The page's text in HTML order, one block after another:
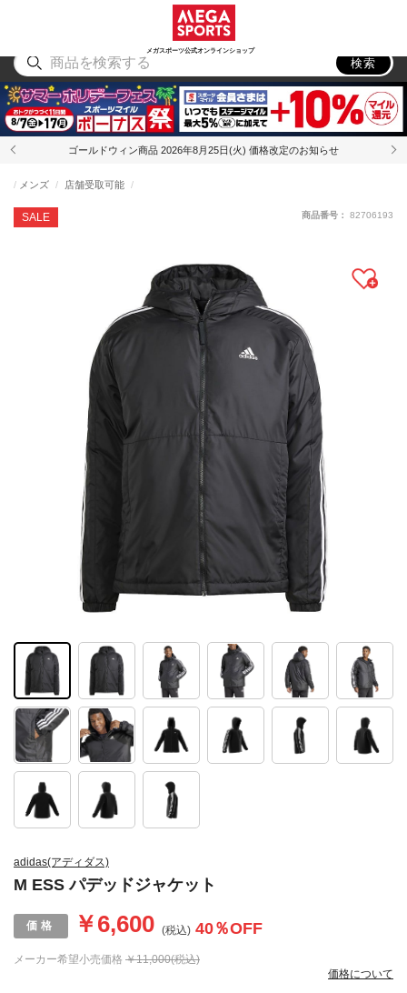
メガスポーツ公式オンラインショップ
アウトドア
検索
ゴールドウィン商品 2026年8月25日(火) 価格改定のお知らせ
adidas(アディダス)
M ESS パデッドジャケット
SALE
メンズ 店舗受取可能
メーカー希望小売価格 ￥11,000(税込)
￥6,600 (税込) 40％OFF
価格について
商品番号： 82706193